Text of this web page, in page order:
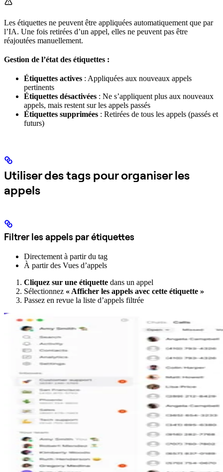
Les étiquettes ne peuvent être appliquées automatiquement que par
l’IA. Une fois retirées d’un appel, elles ne peuvent pas être
réajoutées manuellement.
Gestion de l’état des étiquettes :
Étiquettes actives : Appliquées aux nouveaux appels
pertinents
Étiquettes désactivées : Ne s’appliquent plus aux nouveaux
appels, mais restent sur les appels passés
Étiquettes supprimées : Retirées de tous les appels (passés et
futurs)
Utiliser des tags pour organiser les
appels
Filtrer les appels par étiquettes
Directement à partir du tag
À partir des Vues d’appels
Cliquez sur une étiquette dans un appel
Sélectionnez « Afficher les appels avec cette étiquette »
Passez en revue la liste d’appels filtrée